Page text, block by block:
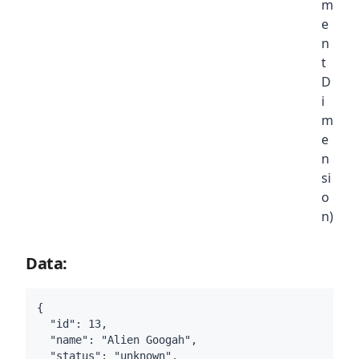
m
e
n
t
D
i
m
e
n
si
o
n)
Data:
{
  "id": 13,
  "name": "Alien Googah",
  "status": "unknown",